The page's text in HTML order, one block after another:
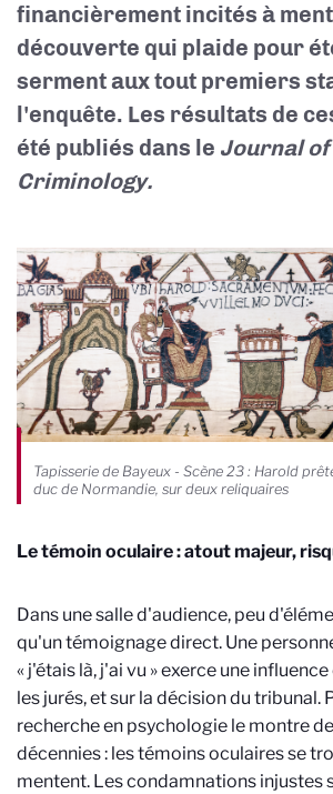
financièrement incités à
découverte qui plaide pour
serment aux tout premiers
l'enquête. Les résultats de
été publiés dans le Journal
Criminology.
Tapisserie de Bayeux - Scène 23 : Harold
duc de Normandie, sur deux reliquaires
Le témoin oculaire : atout majeur,
Dans une salle d'audience, peu
qu'un témoignage direct. Une
« j'étais là, j'ai vu » exerce une
les jurés, et sur la décision du tribunal.
recherche en psychologie le montre
décennies : les témoins oculaires se
mentent. Les condamnations injustes